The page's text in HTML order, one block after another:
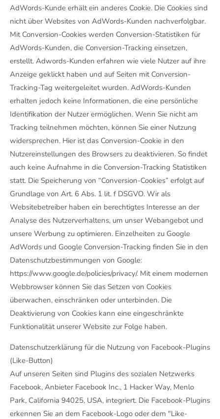
AdWords-Kunde erhält ein anderes Cookie. Die Cookies sind
nicht über Websites von AdWords-Kunden nachverfolgbar.
Mit Conversion-Cookies werden Conversion-Statistiken für
AdWords-Kunden, die Conversion-Tracking einsetzen,
erstellt. Adwords-Kunden erfahren wie viele Nutzer auf ihre
Anzeige geklickt haben und auf Seiten mit Conversion-
Tracking-Tag weitergeleitet wurden. AdWords-Kunden
erhalten jedoch keine Informationen, die eine persönliche
Identifikation der Nutzer ermöglichen. Wenn Sie nicht am
Tracking teilnehmen möchten, können Sie einer Nutzung
widersprechen. Hier ist das Conversion-Cookie in den
Nutzereinstellungen des Browsers zu deaktivieren. So findet
auch keine Aufnahme in die Conversion-Tracking Statistiken
statt. Die Speicherung von “Conversion-Cookies” erfolgt auf
Grundlage von Art. 6 Abs. 1 lit. f DSGVO. Wir als
Websitebetreiber haben ein berechtigtes Interesse an der
Analyse des Nutzerverhaltens, um unser Webangebot und
unsere Werbung zu optimieren. Einzelheiten zu Google
AdWords und Google Conversion-Tracking finden Sie in den
Datenschutzbestimmungen von Google:
https://www.google.de/policies/privacy/. Mit einem modernen
Webbrowser können Sie das Setzen von Cookies
überwachen, einschränken oder unterbinden. Die
Deaktivierung von Cookies kann eine eingeschränkte
Funktionalität unserer Website zur Folge haben.
Datenschutzerklärung für die Nutzung von Facebook-Plugins
(Like-Button)
Auf unseren Seiten sind Plugins des sozialen Netzwerks
Facebook, Anbieter Facebook Inc., 1 Hacker Way, Menlo
Park, California 94025, USA, integriert. Die Facebook-Plugins
erkennen Sie an dem Facebook-Logo oder dem "Like-